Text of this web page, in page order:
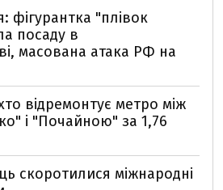
фігурантка "плівок
посаду в
масована атака РФ на
відремонтує метро між
і "Почайною" за 1,76
скоротилися міжнародні